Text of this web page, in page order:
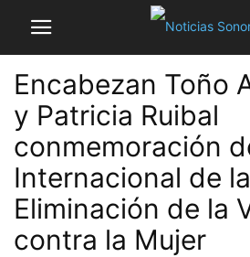
Encabezan Toño
y Patricia Ruibal
conmemoración
Internacional de la
Eliminación de la
contra la Mujer